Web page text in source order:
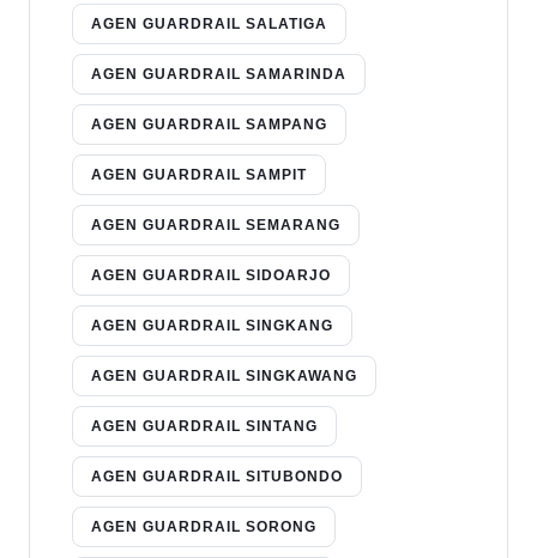
AGEN GUARDRAIL SALATIGA
AGEN GUARDRAIL SAMARINDA
AGEN GUARDRAIL SAMPANG
AGEN GUARDRAIL SAMPIT
AGEN GUARDRAIL SEMARANG
AGEN GUARDRAIL SIDOARJO
AGEN GUARDRAIL SINGKANG
AGEN GUARDRAIL SINGKAWANG
AGEN GUARDRAIL SINTANG
AGEN GUARDRAIL SITUBONDO
AGEN GUARDRAIL SORONG